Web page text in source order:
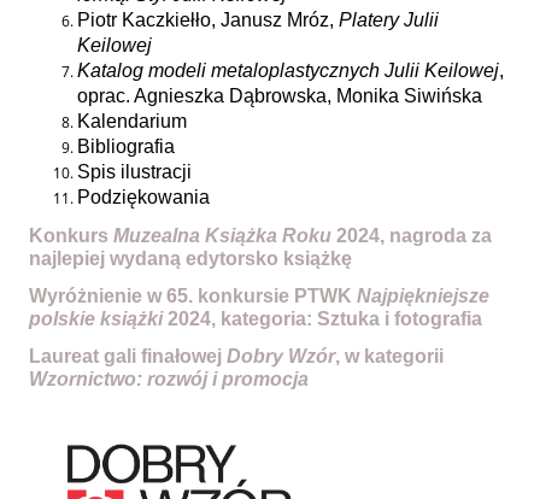
Piotr Kaczkiełło, Janusz Mróz, Platery Julii
Keilowej
Katalog modeli metaloplastycznych Julii Keilowej,
oprac. Agnieszka Dąbrowska, Monika Siwińska
Kalendarium
Bibliografia
Spis ilustracji
Podziękowania
Konkurs Muzealna Książka Roku 2024, nagroda za
najlepiej wydaną edytorsko książkę
Wyróżnienie w 65. konkursie PTWK Najpiękniejsze
polskie książki2024, kategoria: Sztuka i fotografia
Laureat gali finałowej Dobry Wzór, w kategorii
Wzornictwo: rozwój i promocja